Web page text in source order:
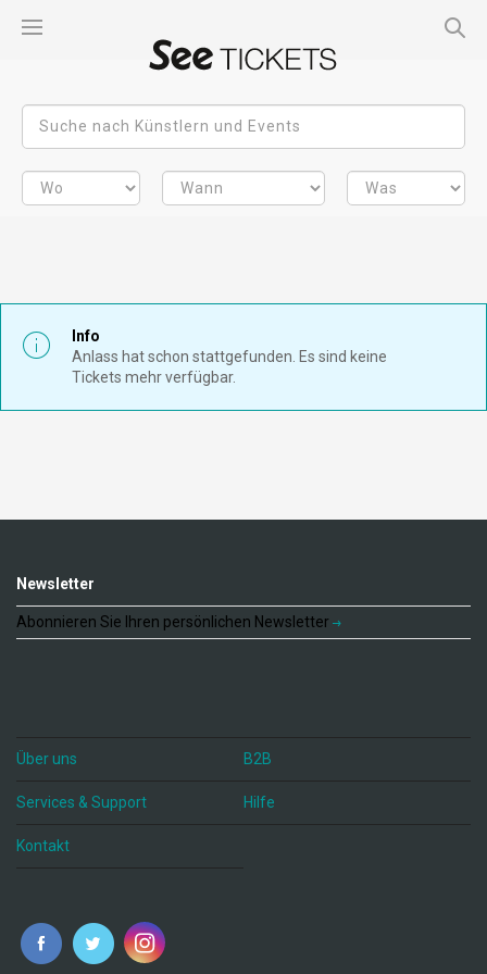
Info
Anlass hat schon stattgefunden. Es sind keine
Tickets mehr verfügbar.
Newsletter
Abonnieren Sie Ihren persönlichen Newsletter
Über uns B2B
Services & Support Hilfe
Kontakt